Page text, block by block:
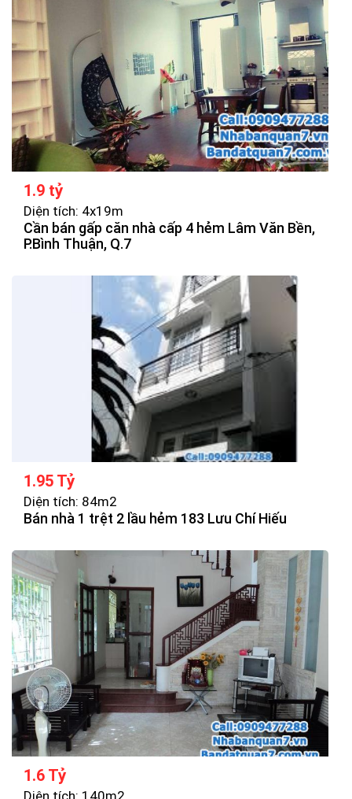
1.9 tỷ
Diện tích: 4x19m
Cần bán gấp căn nhà cấp 4 hẻm Lâm Văn Bền,
P.Bình Thuận, Q.7
1.95 Tỷ
Diện tích: 84m2
Bán nhà 1 trệt 2 lầu hẻm 183 Lưu Chí Hiếu
1.6 Tỷ